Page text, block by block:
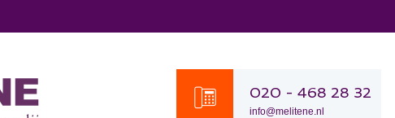
020 - 468 28 32
info@melitene.nl